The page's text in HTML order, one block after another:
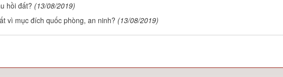
hồi đất? (13/08/2019)
vì mục đích quốc phòng, an ninh? (13/08/2019)